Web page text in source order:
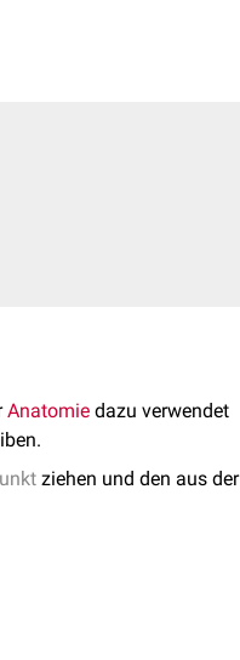
Anatomie dazu verwendet
ziehen und den aus der